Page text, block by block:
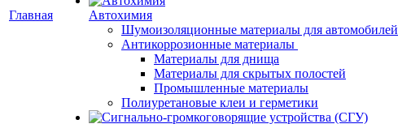
Главная
Автохимия
Шумоизоляционные материалы для автомобилей
Антикоррозионные материалы
Материалы для днища
Материалы для скрытых полостей
Промышленные материалы
Полиуретановые клеи и герметики